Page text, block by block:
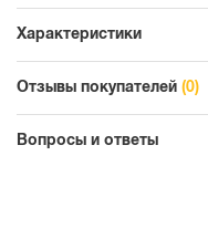
Характеристики
Отзывы покупателей (0)
Вопросы и ответы